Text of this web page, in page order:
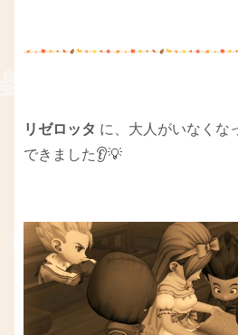
リゼロッタ に、大人がいなくな
できました👂💡